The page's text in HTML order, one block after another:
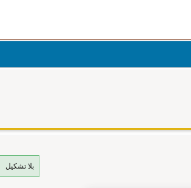
بلا تشكيل